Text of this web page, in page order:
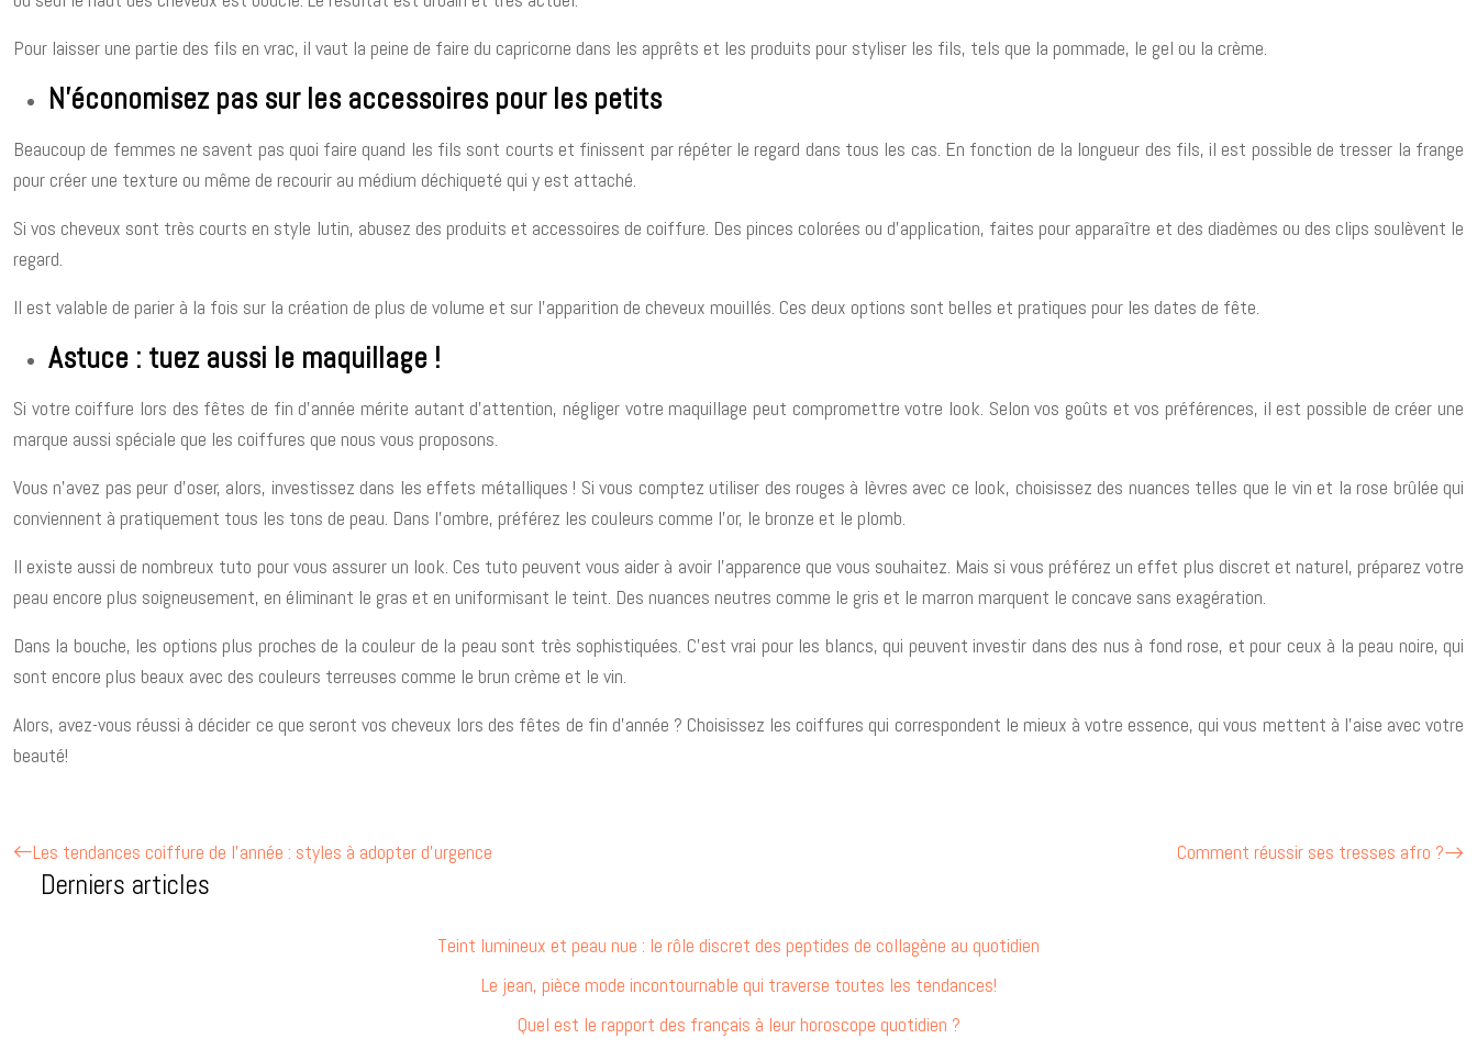
Pour laisser une partie des fils en vrac, il vaut la peine de faire du capricorne dans les apprêts et les produits pour styliser les fils, tels que la pommade, le gel ou la crème.
N’économisez pas sur les accessoires pour les petits
Beaucoup de femmes ne savent pas quoi faire quand les fils sont courts et finissent par répéter le regard dans tous les cas. En fonction de la longueur des fils, il est possible de tresser la frange
pour créer une texture ou même de recourir au médium déchiqueté qui y est attaché.
Si vos cheveux sont très courts en style lutin, abusez des produits et accessoires de coiffure. Des pinces colorées ou d’application, faites pour apparaître et des diadèmes ou des clips soulèvent le
regard.
Il est valable de parier à la fois sur la création de plus de volume et sur l’apparition de cheveux mouillés. Ces deux options sont belles et pratiques pour les dates de fête.
Astuce : tuez aussi le maquillage !
Si votre coiffure lors des fêtes de fin d’année mérite autant d’attention, négliger votre maquillage peut compromettre votre look. Selon vos goûts et vos préférences, il est possible de créer une
marque aussi spéciale que les coiffures que nous vous proposons.
Vous n’avez pas peur d’oser, alors, investissez dans les effets métalliques ! Si vous comptez utiliser des rouges à lèvres avec ce look, choisissez des nuances telles que le vin et la rose brûlée qui
conviennent à pratiquement tous les tons de peau. Dans l’ombre, préférez les couleurs comme l’or, le bronze et le plomb.
Il existe aussi de nombreux tuto pour vous assurer un look. Ces tuto peuvent vous aider à avoir l’apparence que vous souhaitez. Mais si vous préférez un effet plus discret et naturel, préparez votre
peau encore plus soigneusement, en éliminant le gras et en uniformisant le teint. Des nuances neutres comme le gris et le marron marquent le concave sans exagération.
Dans la bouche, les options plus proches de la couleur de la peau sont très sophistiquées. C’est vrai pour les blancs, qui peuvent investir dans des nus à fond rose, et pour ceux à la peau noire, qui
sont encore plus beaux avec des couleurs terreuses comme le brun crème et le vin.
Alors, avez-vous réussi à décider ce que seront vos cheveux lors des fêtes de fin d’année ? Choisissez les coiffures qui correspondent le mieux à votre essence, qui vous mettent à l’aise avec votre
beauté!
Les tendances coiffure de l’année : styles à adopter d’urgence Comment réussir ses tresses afro ?
Derniers articles
Teint lumineux et peau nue : le rôle discret des peptides de collagène au quotidien
Le jean, pièce mode incontournable qui traverse toutes les tendances!
Quel est le rapport des français à leur horoscope quotidien ?